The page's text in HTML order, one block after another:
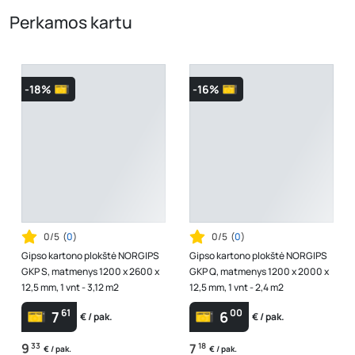
Perkamos kartu
-18%
0/5 (0)
Gipso kartono plokštė NORGIPS
GKP S, matmenys 1200 x 2600 x
12,5 mm, 1 vnt - 3,12 m2
761 € / pak.
9 33 € / pak.
-16%
0/5 (0)
Gipso kartono plokštė NORGIPS
GKP Q, matmenys 1200 x 2000 x
12,5 mm, 1 vnt - 2,4 m2
600 € / pak.
7 18 € / pak.